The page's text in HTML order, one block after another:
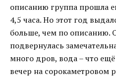
описанию группа прошла
4,5 часа. Но этот год
больше, чем по описанию.
подвернулась
много дров, вода – что
вечер на сорокаметровом